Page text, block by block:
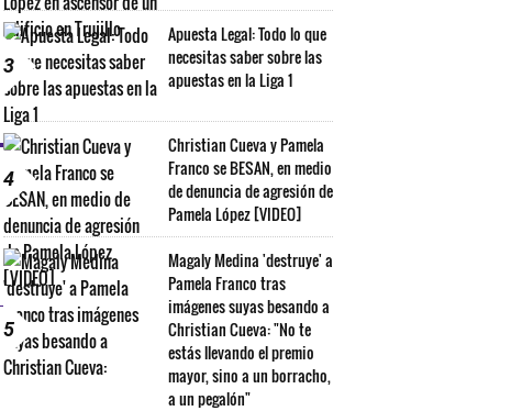
3
Apuesta Legal: Todo lo que
necesitas saber sobre las
apuestas en la Liga 1
4
Christian Cueva y Pamela
Franco se BESAN, en medio
de denuncia de agresión de
Pamela López [VIDEO]
5
Magaly Medina 'destruye' a
Pamela Franco tras
imágenes suyas besando a
Christian Cueva: "No te
estás llevando el premio
mayor, sino a un borracho,
a un pegalón"